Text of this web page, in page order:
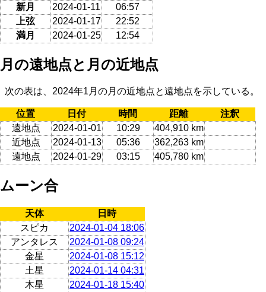
新月
2024-01-11
06:57
上弦
2024-01-17
22:52
満月
2024-01-25 12:54
月の遠地点と月の近地点
次の表は、2024年1月の月の近地点と遠地点を示している。
位置 日付 時間 距離
注釈
遠地点
2024-01-01 10:29
404,910 km
近地点
2024-01-13 05:36
362,263 km
遠地点
2024-01-29 03:15 405,780 km
ムーン合
天体
日時
スピカ
2024-01-04 18:06
アンタレス
2024-01-08 09:24
金星
2024-01-08 15:12
土星
2024-01-14 04:31
木星
2024-01-18 15:40